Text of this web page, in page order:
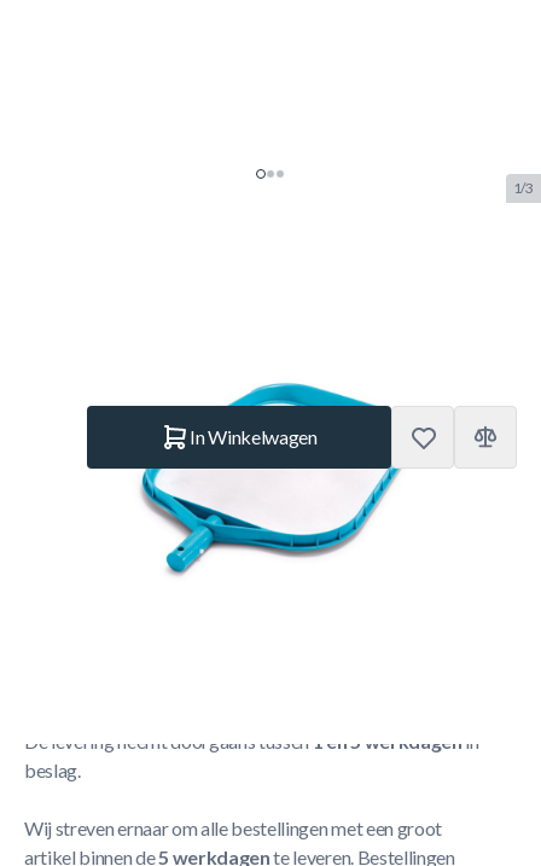
1/3
In Winkelwagen
Korte Beschrijving
De levering neemt doorgaans tussen 1 en 5 werkdagen in
beslag.
Wij streven ernaar om alle bestellingen met een groot
artikel binnen de5 werkdagente leveren. Bestellingen